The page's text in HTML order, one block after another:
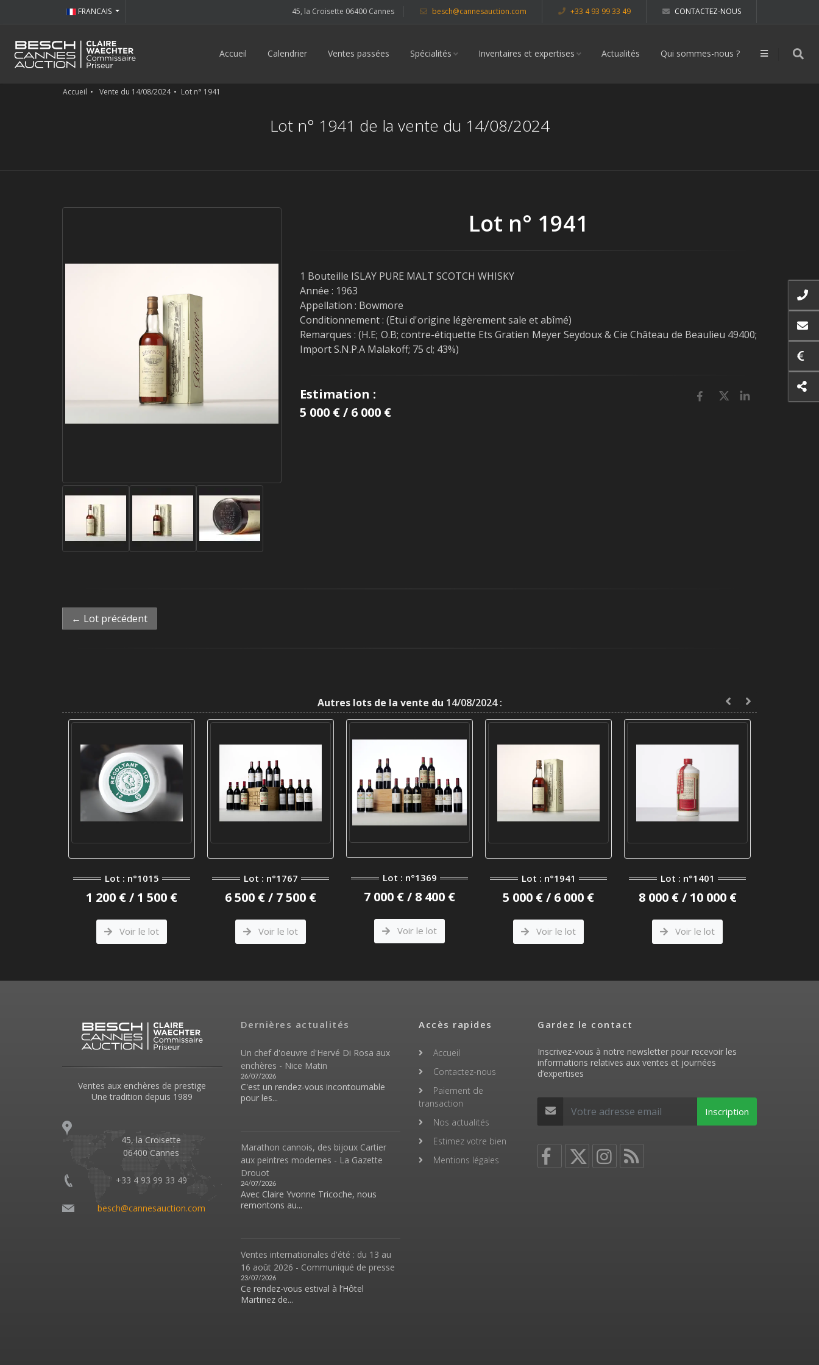
45, la Croisette 06400 Cannes besch@cannesauction.com +33 4 93 99 33 49 CONTACTEZ-NOUS
FRANCAIS
Accueil Calendrier Ventes passées Spécialités Inventaires et expertises Actualités Qui sommes-nous ?
Accueil Vente du 14/08/2024 Lot n° 1941
Lot n° 1941 de la vente du 14/08/2024
Lot n° 1941
1 Bouteille ISLAY PURE MALT SCOTCH WHISKY
Année : 1963
Appellation : Bowmore
Conditionnement : (Etui d'origine légèrement sale et abîmé)
Remarques : (H.E; O.B; contre-étiquette Ets Gratien Meyer Seydoux & Cie Château de Beaulieu 49400;
Import S.N.P.A Malakoff; 75 cl; 43%)
Estimation :
5 000 € / 6 000 €
← Lot précédent
Autres lots de la vente du 14/08/2024 :
Lot : n°1015
1 200 € / 1 500 €
Voir le lot
Lot : n°1767
6 500 € / 7 500 €
Voir le lot
Lot : n°1369
7 000 € / 8 400 €
Voir le lot
Lot : n°1941
5 000 € / 6 000 €
Voir le lot
Lot : n°1401
8 000 € / 10 000 €
Voir le lot
Ventes aux enchères de prestige
Une tradition depuis 1989
45, la Croisette
06400 Cannes
+33 4 93 99 33 49
besch@cannesauction.com
Dernières actualités
Un chef d'oeuvre d'Hervé Di Rosa aux
enchères - Nice Matin
26/07/2026
C'est un rendez-vous incontournable
pour les...
Marathon cannois, des bijoux Cartier
aux peintres modernes - La Gazette
Drouot
24/07/2026
Avec Claire Yvonne Tricoche, nous
remontons au...
Ventes internationales d'été : du 13 au
16 août 2026 - Communiqué de presse
23/07/2026
Ce rendez-vous estival à l’Hôtel
Martinez de...
Accès rapides
Accueil
Contactez-nous
Paiement de
transaction
Nos actualités
Estimez votre bien
Mentions légales
Gardez le contact
Inscrivez-vous à notre newsletter pour recevoir les
informations relatives aux ventes et journées
d’expertises
Inscription